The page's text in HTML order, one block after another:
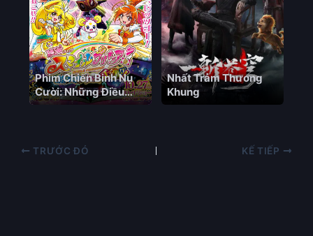
Phim Chiến Binh Nụ
Cười: Những Điều
Trái Ngược Trong
Nhất Trảm Thương
Khung
TRƯỚC ĐÓ KẾ TIẾP